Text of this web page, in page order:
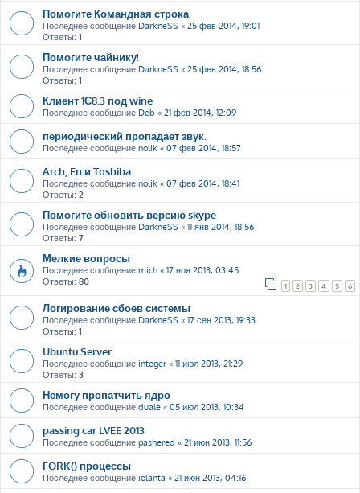
Помогите Командная строка
Последнее сообщение DarkneSS « 25 фев 2014, 19:01
Ответы: 1
Помогите чайнику!
Последнее сообщение DarkneSS « 25 фев 2014, 18:56
Ответы: 1
Клиент 1С8.3 под wine
Последнее сообщение Deb « 21 фев 2014, 12:09
периодический пропадает звук.
Последнее сообщение nolik « 07 фев 2014, 18:57
Arch, Fn и Toshiba
Последнее сообщение nolik « 07 фев 2014, 18:41
Ответы: 2
Помогите обновить версию skype
Последнее сообщение DarkneSS « 11 янв 2014, 18:56
Ответы: 7
Мелкие вопросы
Последнее сообщение mich « 17 ноя 2013, 03:45
Ответы: 80 1 2 3 4 5 6
Логирование сбоев системы
Последнее сообщение DarkneSS « 17 сен 2013, 19:33
Ответы: 1
Ubuntu Server
Последнее сообщение integer « 11 июл 2013, 21:29
Ответы: 3
Немогу пропатчить ядро
Последнее сообщение duale « 05 июл 2013, 10:34
passing car LVEE 2013
Последнее сообщение pashered « 21 июн 2013, 11:56
FORK() процессы
Последнее сообщение iolanta « 21 июн 2013, 04:16